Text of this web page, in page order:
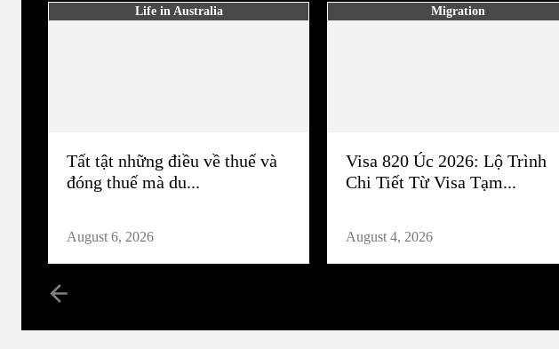
Life in Australia
Tất tật những điều về thuế và
đóng thuế mà du...
August 6, 2026
Migration
Visa 820 Úc 2026: Lộ Trình
Chi Tiết Từ Visa Tạm...
August 4, 2026